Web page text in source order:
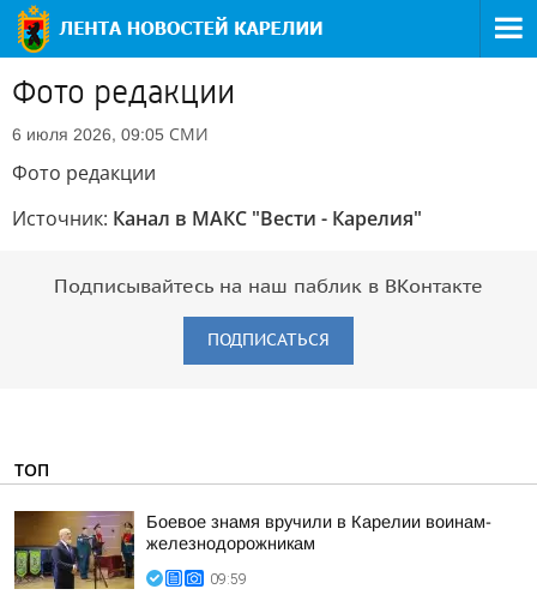
Фото редакции
6 июля 2026, 09:05 СМИ
Фото редакции
Источник: Канал в МАКС "Вести - Карелия"
Подписывайтесь на наш паблик в ВКонтакте
ПОДПИСАТЬСЯ
ТОП
Боевое знамя вручили в Карелии воинам-
железнодорожникам
09:59